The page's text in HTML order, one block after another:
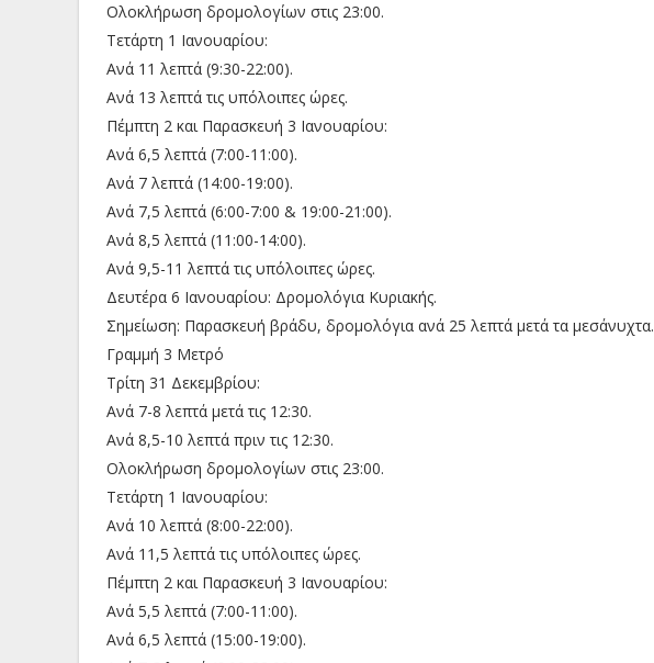
Ολοκλήρωση δρομολογίων στις 23:00.
Τετάρτη 1 Ιανουαρίου:
Ανά 11 λεπτά (9:30-22:00).
Ανά 13 λεπτά τις υπόλοιπες ώρες.
Πέμπτη 2 και Παρασκευή 3 Ιανουαρίου:
Ανά 6,5 λεπτά (7:00-11:00).
Ανά 7 λεπτά (14:00-19:00).
Ανά 7,5 λεπτά (6:00-7:00 & 19:00-21:00).
Ανά 8,5 λεπτά (11:00-14:00).
Ανά 9,5-11 λεπτά τις υπόλοιπες ώρες.
Δευτέρα 6 Ιανουαρίου: Δρομολόγια Κυριακής.
Σημείωση: Παρασκευή βράδυ, δρομολόγια ανά 25 λεπτά μετά τα μεσάνυχτα.
Γραμμή 3 Μετρό
Τρίτη 31 Δεκεμβρίου:
Ανά 7-8 λεπτά μετά τις 12:30.
Ανά 8,5-10 λεπτά πριν τις 12:30.
Ολοκλήρωση δρομολογίων στις 23:00.
Τετάρτη 1 Ιανουαρίου:
Ανά 10 λεπτά (8:00-22:00).
Ανά 11,5 λεπτά τις υπόλοιπες ώρες.
Πέμπτη 2 και Παρασκευή 3 Ιανουαρίου:
Ανά 5,5 λεπτά (7:00-11:00).
Ανά 6,5 λεπτά (15:00-19:00).